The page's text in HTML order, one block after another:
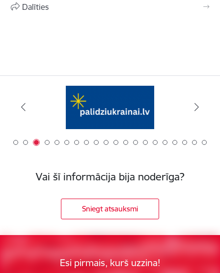
Dalīties
Vai šī informācija bija noderīga?
Sniegt atsauksmi
Esi pirmais, kurš uzzina!